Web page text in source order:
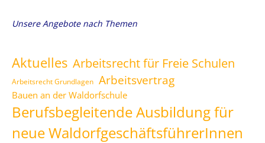
Unsere Angebote nach Themen
Aktuelles Arbeitsrecht für Freie Schulen
Arbeitsrecht Grundlagen Arbeitsvertrag
Bauen an der Waldorfschule
Berufsbegleitende Ausbildung für
neue WaldorfgeschäftsführerInnen